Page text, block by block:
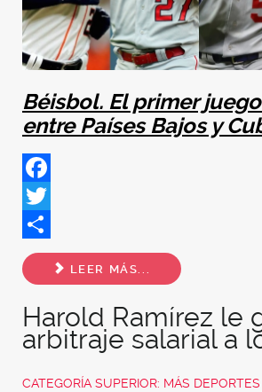
Béisbol. El primer
entre Países Bajos y
Facebook
Twitter
Share
LEER MÁS...
Harold Ramírez le
arbitraje salarial a
CATEGORÍA SUPERIOR: MÁS DEPORTES